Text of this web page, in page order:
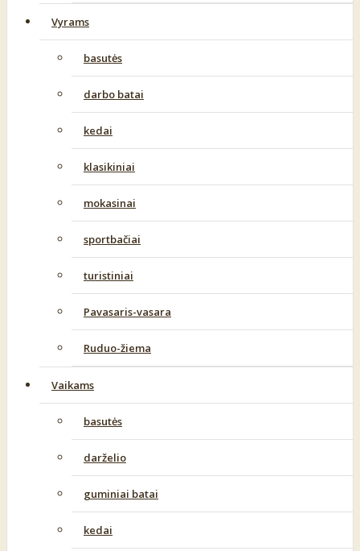
Vyrams
basutės
darbo batai
kedai
klasikiniai
mokasinai
sportbačiai
turistiniai
Pavasaris-vasara
Ruduo-žiema
Vaikams
basutės
darželio
guminiai batai
kedai